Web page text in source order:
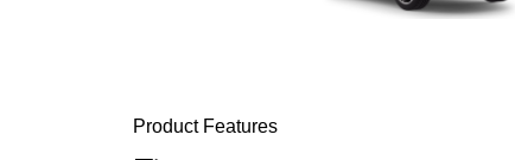
Product Features